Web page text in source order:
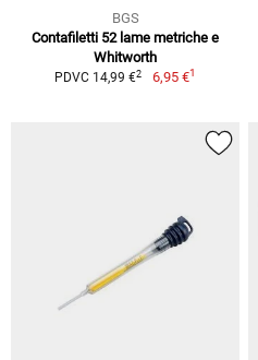
BGS
Contafiletti 52 lame metriche e
Whitworth
PDVC 14,99 €2 6,95 €1